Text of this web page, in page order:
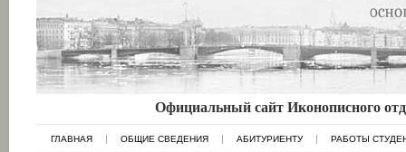
Официальный сайт Иконописного
ГЛАВНАЯ ОБЩИЕ СВЕДЕНИЯ АБИТУРИЕНТУ РАБОТЫ